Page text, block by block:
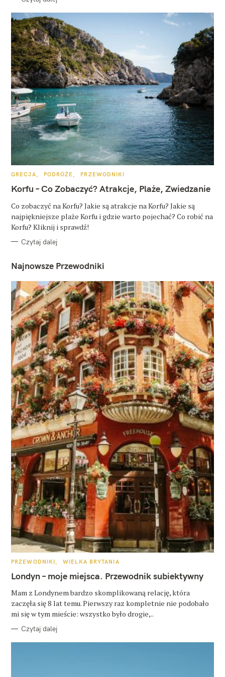
K
T
E
O
R
I
GRECJA PODRÓŻE PRZEWODNIKI
Korfu – Co Zobaczyć? Atrakcje, Plaże, Zwiedzanie
Co zobaczyć na Korfu? Jakie są atrakcje na Korfu? Jakie są
najpiękniejsze plaże Korfu i gdzie warto pojechać? Co robić na
Korfu? Kliknij i sprawdź!
Czytaj dalej
Najnowsze Przewodniki
K
T
E
O
R
I
PRZEWODNIKI WIELKA BRYTANIA
Londyn – moje miejsca. Przewodnik subiektywny
Mam z Londynem bardzo skomplikowaną relację, która
zaczęła się 8 lat temu. Pierwszy raz kompletnie nie podobało
mi się w tym mieście: wszystko było drogie,..
Czytaj dalej